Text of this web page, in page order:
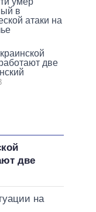
в
атаки на
две
две
на